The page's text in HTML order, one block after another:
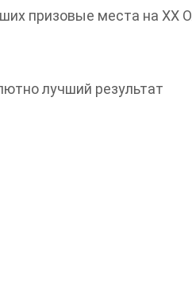
призовые места на ХХ
лучший результат